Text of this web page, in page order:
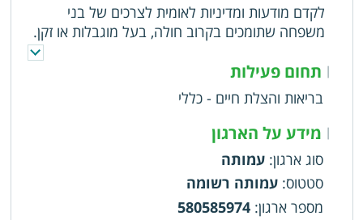
לקדם מודעות ומדיניות לאומית לצרכים של בני
משפחה שתומכים בקרוב חולה, בעל מוגבלות או זקן.
לפתח ולהנגיש כלים ושירותים שיסייעו לבני משפחה
של חולים בעלי מוגבלויות וזקנים להתמודד ביעילות
ובאפקטיביות עם הטיפול ביקיריהם תוך שמירה על
איכות חייהם ועל איכות הטיפול שהם מעניקים
| תחום פעילות
בריאות והצלת חיים - כללי
| מידע על הארגון
סוג ארגון: עמותה
סטטוס: עמותה רשומה
מספר ארגון:
580585974